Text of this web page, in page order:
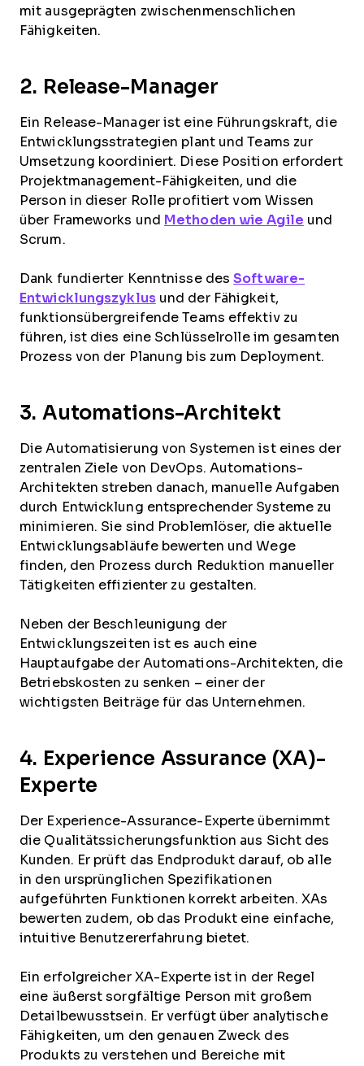
mit ausgeprägten zwischenmenschlichen
Fähigkeiten.
2. Release-Manager
Ein Release-Manager ist eine Führungskraft, die
Entwicklungsstrategien plant und Teams zur
Umsetzung koordiniert. Diese Position erfordert
Projektmanagement-Fähigkeiten, und die
Person in dieser Rolle profitiert vom Wissen
über Frameworks und Methoden wie Agile und
Scrum.
Dank fundierter Kenntnisse desSoftware-
Entwicklungszyklusund der Fähigkeit,
funktionsübergreifende Teams effektiv zu
führen, ist dies eine Schlüsselrolle im gesamten
Prozess von der Planung bis zum Deployment.
3. Automations-Architekt
Die Automatisierung von Systemen ist eines der
zentralen Ziele von DevOps. Automations-
Architekten streben danach, manuelle Aufgaben
durch Entwicklung entsprechender Systeme zu
minimieren. Sie sind Problemlöser, die aktuelle
Entwicklungsabläufe bewerten und Wege
finden, den Prozess durch Reduktion manueller
Tätigkeiten effizienter zu gestalten.
Neben der Beschleunigung der
Entwicklungszeiten ist es auch eine
Hauptaufgabe der Automations-Architekten, die
Betriebskosten zu senken – einer der
wichtigsten Beiträge für das Unternehmen.
4. Experience Assurance (XA)-
Experte
Der Experience-Assurance-Experte übernimmt
die Qualitätssicherungsfunktion aus Sicht des
Kunden. Er prüft das Endprodukt darauf, ob alle
in den ursprünglichen Spezifikationen
aufgeführten Funktionen korrekt arbeiten. XAs
bewerten zudem, ob das Produkt eine einfache,
intuitive Benutzererfahrung bietet.
Ein erfolgreicher XA-Experte ist in der Regel
eine äußerst sorgfältige Person mit großem
Detailbewusstsein. Er verfügt über analytische
Fähigkeiten, um den genauen Zweck des
Produkts zu verstehen und Bereiche mit